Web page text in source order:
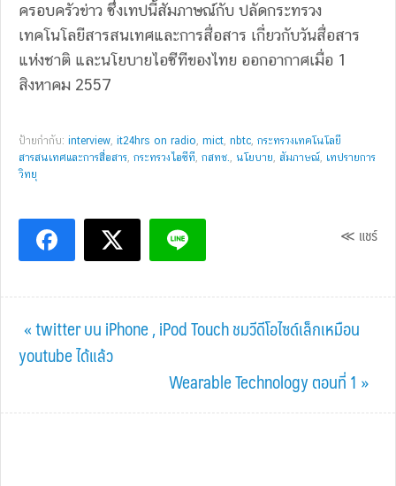
ครอบครัวข่าว ซึ่งเทปนี้สัมภาษณ์กับ ปลัดกระทรวง
เทคโนโลยีสารสนเทศและการสื่อสาร เกี่ยวกับวันสื่อสาร
แห่งชาติ และนโยบายไอซีทีของไทย ออกอากาศเมื่อ 1
สิงหาคม 2557
ป้ายกำกับ: interview, it24hrs on radio, mict, nbtc, กระทรวงเทคโนโลยี
สารสนเทศและการสื่อสาร, กระทรวงไอซีที, กสทช., นโยบาย, สัมภาษณ์, เทปรายการ
วิทยุ
≪ แชร์
Previous
Post:
« twitter บน iPhone , iPod Touch ชมวีดีโอไซด์เล็กเหมือน
youtube ได้แล้ว
Next
Post:
Wearable Technology ตอนที่ 1 »